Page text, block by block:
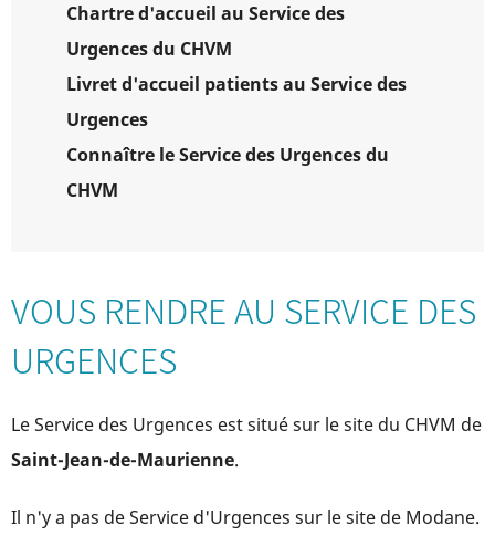
Chartre d'accueil au Service des
Urgences du CHVM
Livret d'accueil patients au Service des
Urgences
Connaître le Service des Urgences du
CHVM
VOUS RENDRE AU SERVICE DES
URGENCES
Le Service des Urgences est situé sur le site du CHVM de
Saint-Jean-de-Maurienne.
Il n'y a pas de Service d'Urgences sur le site de Modane.